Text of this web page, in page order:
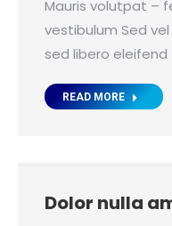
Mauris volutpat –
vestibulum Sed
sed libero
READ MORE
Dolor nulla